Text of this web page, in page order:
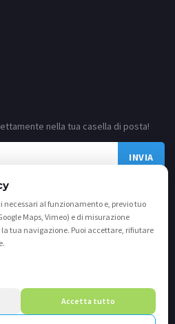
necessari al funzionamento e, previo tuo
Maps, Vimeo) e di misurazione
tua navigazione. Puoi accettare, rifiutare
Accetta tutto
nella tua casella di posta!
02539810982 - REA / CCIAA (Bs) n. 458309